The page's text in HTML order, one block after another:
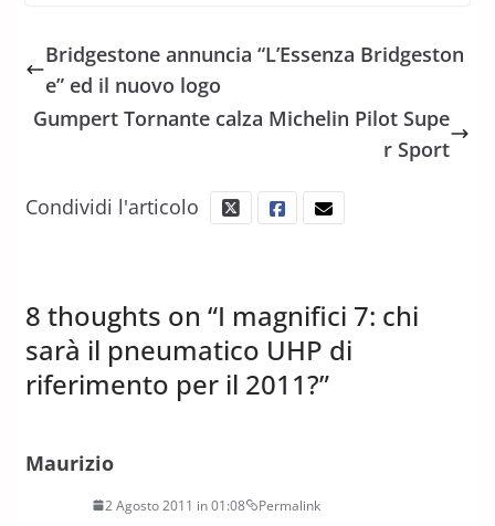
Bridgestone annuncia “L’Essenza Bridgeston
e” ed il nuovo logo
Gumpert Tornante calza Michelin Pilot Supe
r Sport
Condividi l'articolo
8 thoughts on “I magnifici 7: chi
sarà il pneumatico UHP di
riferimento per il 2011?”
Maurizio
2 Agosto 2011 in 01:08 Permalink